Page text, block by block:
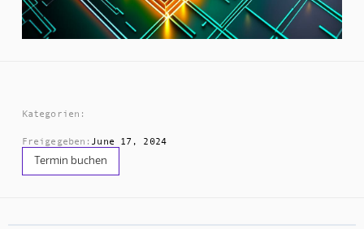
Kategorien:
Freigegeben: June 17, 2024
Termin buchen